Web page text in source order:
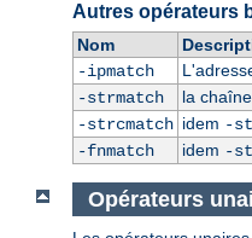
Autres opérateurs
Nom
-ipmatch
-strmatch
la
-strcmatch idem -
-fnmatch
idem -
Opérateurs